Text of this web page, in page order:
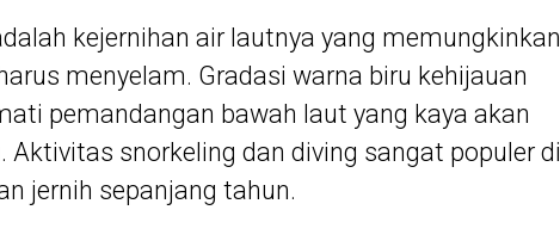
kejernihan air lautnya yang memungkinkan
menyelam. Gradasi warna biru kehijauan
pemandangan bawah laut yang kaya akan
snorkeling dan diving sangat populer di
jernih sepanjang tahun.